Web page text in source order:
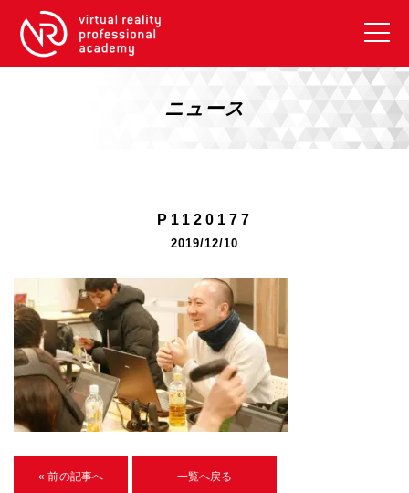
VRアカデミーとは
【2026年10月】XRプロフェッショナル
《リスキリング補助金コース》
リスキリング補助金対象コース説明
《SDGs》
U-15メタバースプログラミング講座
入学案内
ニュース
P1120177
2019/12/10
« 前の記事へ 一覧へ戻る